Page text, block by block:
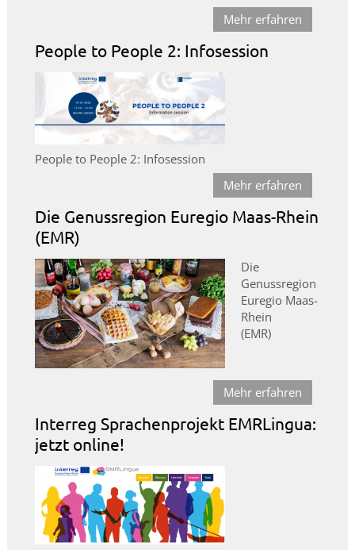
Mehr erfahren
People to People 2: Infosession
People to People 2: Infosession
Mehr erfahren
Die Genussregion Euregio Maas-Rhein
(EMR)
Die
Genussregion
Euregio Maas-
Rhein
(EMR)
Mehr erfahren
Interreg Sprachenprojekt EMRLingua:
jetzt online!